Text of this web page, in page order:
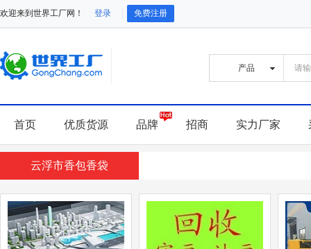
欢迎来到世界工厂网！ 登录 免费注册
首页 优质货源 品牌 招商 实力厂家
云浮市香包香袋